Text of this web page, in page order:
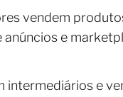
vendem
e
intermediários e